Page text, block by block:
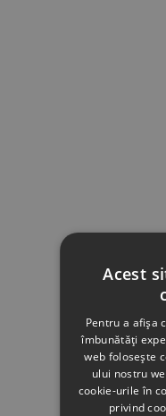
Acest
Pentru a afișa
îmbunătăți
web folosește
ului nostru
cookie-urile în
privind